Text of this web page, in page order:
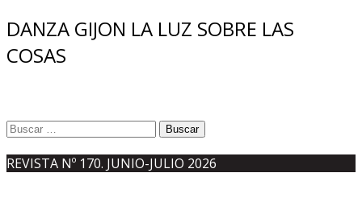
DANZA GIJON LA LUZ SOBRE LAS
COSAS
Buscar:
REVISTA Nº 170. JUNIO-JULIO 2026